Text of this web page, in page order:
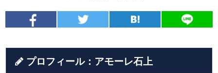
プロフィール：アモーレ石上